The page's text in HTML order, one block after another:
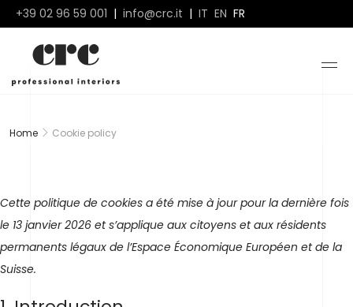
+39 02 96 59 001 | info@crc.it | IT EN FR
Home Cookie policy
Cette politique de cookies a été mise à jour pour la dernière fois
le 13 janvier 2026 et s’applique aux citoyens et aux résidents
permanents légaux de l’Espace Économique Européen et de la
Suisse.